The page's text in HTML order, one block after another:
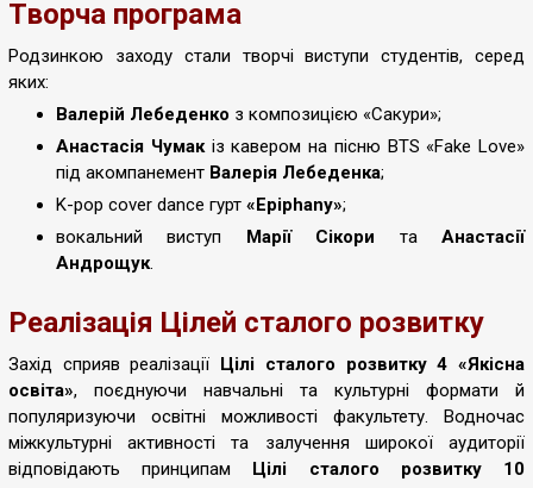
Творча програма
Родзинкою заходу стали творчі виступи студентів, серед
яких:
Валерій Лебеденко з композицією «Сакури»;
Анастасія Чумакіз кавером на пісню BTS «Fake Love»
під акомпанемент Валерія Лебеденка;
K-pop cover dance гурт «Epiphany»;
вокальний виступ Марії Сікори таАнастасії
Андрощук.
Реалізація Цілей сталого розвитку
Захід сприяв реалізації Цілі сталого розвитку 4 «Якісна
освіта», поєднуючи навчальні та культурні формати й
популяризуючи освітні можливості факультету. Водночас
міжкультурні активності та залучення широкої аудиторії
відповідають принципам Цілі сталого розвитку 10